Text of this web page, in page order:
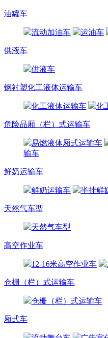
油罐车
流动加油车 运油车
供液车
供液车
钢衬塑化工液体运输车
化工液体运输车 化
危险品厢（栏）式运输车
易燃液体厢式运输车
输车
鲜奶运输车
鲜奶运输车 半挂鲜
天然气车型
天然气车型
高空作业车
12-16米高空作业车
仓栅（栏）式运输车
仓栅（栏）式运输车
厢式车